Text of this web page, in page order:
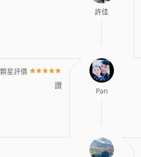
許佳
Pan
星評價
讚